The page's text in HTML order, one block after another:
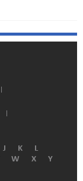
J K
L
W X
Y